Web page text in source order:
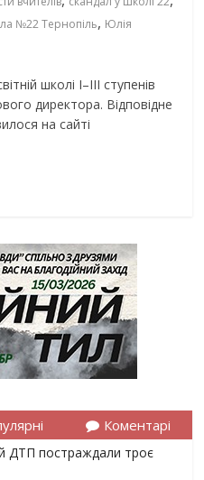
№22 Тернопіль, Юлія
школі І–ІІІ ступенів
директора. Відповідне
на сайті
Коментарі
ДТП постраждали троє